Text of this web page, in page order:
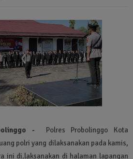
- Polres Probolinggo Kota
polri yang dilaksanakan pada kamis,
ini di.laksanakan di halaman lapangan